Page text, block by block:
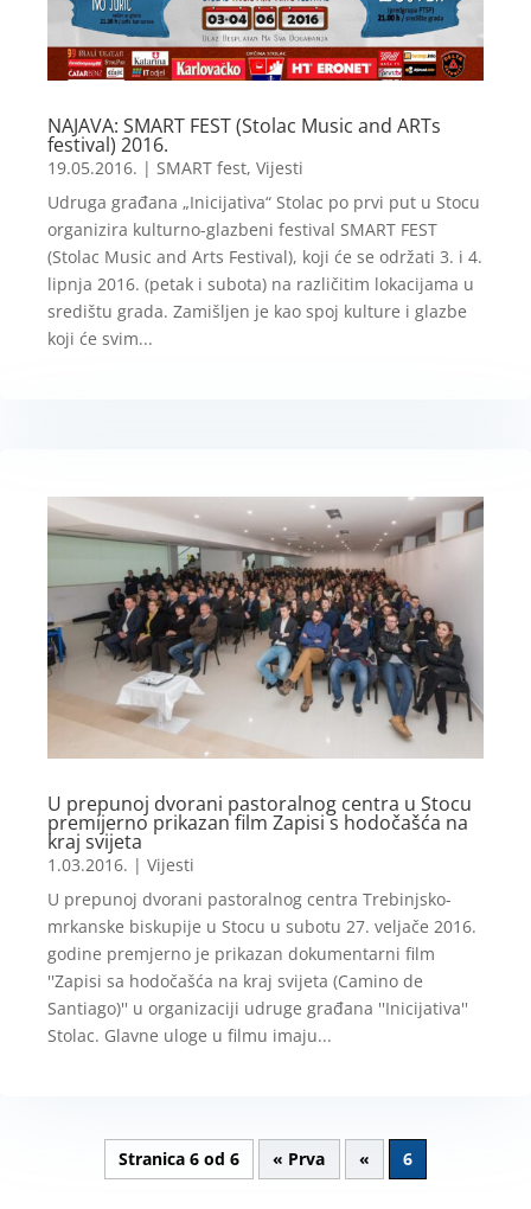
NAJAVA: SMART FEST (Stolac Music and ARTs
festival) 2016.
19.05.2016. | SMART fest, Vijesti
Udruga građana „Inicijativa“ Stolac po prvi put u Stocu
organizira kulturno-glazbeni festival SMART FEST
(Stolac Music and Arts Festival), koji će se održati 3. i 4.
lipnja 2016. (petak i subota) na različitim lokacijama u
središtu grada. Zamišljen je kao spoj kulture i glazbe
koji će svim...
U prepunoj dvorani pastoralnog centra u Stocu
premijerno prikazan film Zapisi s hodočašća na
kraj svijeta
1.03.2016. | Vijesti
U prepunoj dvorani pastoralnog centra Trebinjsko-
mrkanske biskupije u Stocu u subotu 27. veljače 2016.
godine premjerno je prikazan dokumentarni film
''Zapisi sa hodočašća na kraj svijeta (Camino de
Santiago)'' u organizaciji udruge građana ''Inicijativa''
Stolac. Glavne uloge u filmu imaju...
Stranica 6 od 6 « Prva « 6